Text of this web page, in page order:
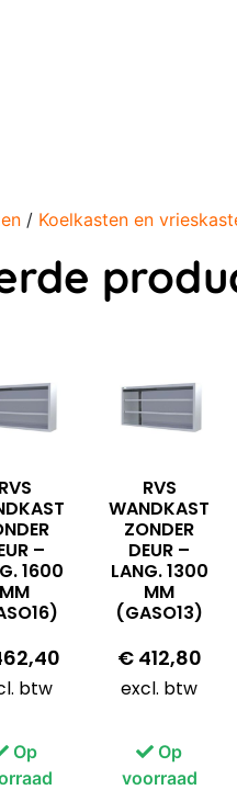
/ Koelkasten en
RVS
–
1600
MM
btw
Op
RVS
WANDKAST
ZONDER
DEUR –
LANG. 1300
MM
(GASO13)
€412,80
excl. btw
Op
voorraad